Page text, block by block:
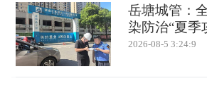
岳塘城管：
染防治“夏季
2026-08-5 3:24:9